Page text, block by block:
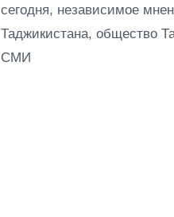
сегодня, независимое
Таджикистана, общество
СМИ